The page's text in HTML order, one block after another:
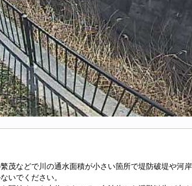
茂などで川の通水面積が小さい箇所で堤防破堤や河
いでください。